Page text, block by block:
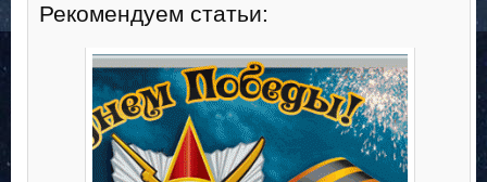
Рекомендуем статьи: